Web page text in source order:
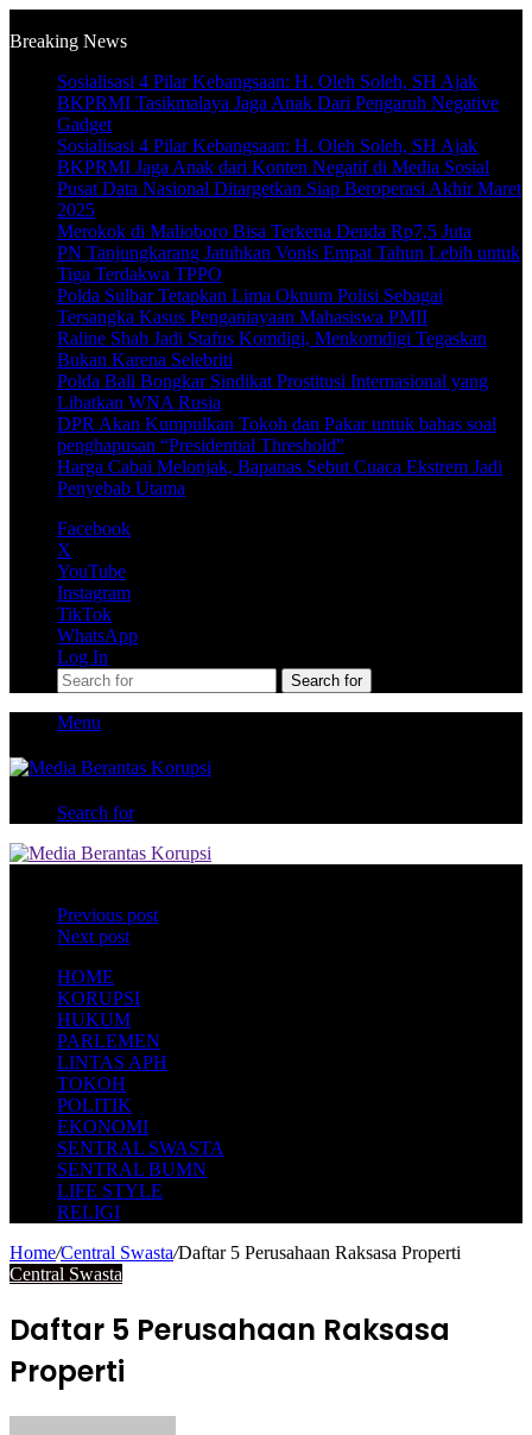
Breaking News
Sosialisasi 4 Pilar Kebangsaan: H. Oleh Soleh, SH Ajak
BKPRMI Tasikmalaya Jaga Anak Dari Pengaruh Negative
Gadget
Sosialisasi 4 Pilar Kebangsaan: H. Oleh Soleh, SH Ajak
BKPRMI Jaga Anak dari Konten Negatif di Media Sosial
Pusat Data Nasional Ditargetkan Siap Beroperasi Akhir Maret
2025
Merokok di Malioboro Bisa Terkena Denda Rp7,5 Juta
PN Tanjungkarang Jatuhkan Vonis Empat Tahun Lebih untuk
Tiga Terdakwa TPPO
Polda Sulbar Tetapkan Lima Oknum Polisi Sebagai
Tersangka Kasus Penganiayaan Mahasiswa PMII
Raline Shah Jadi Stafus Komdigi, Menkomdigi Tegaskan
Bukan Karena Selebriti
Polda Bali Bongkar Sindikat Prostitusi Internasional yang
Libatkan WNA Rusia
DPR Akan Kumpulkan Tokoh dan Pakar untuk bahas soal
penghapusan “Presidential Threshold”
Harga Cabai Melonjak, Bapanas Sebut Cuaca Ekstrem Jadi
Penyebab Utama
Facebook
X
YouTube
Instagram
TikTok
WhatsApp
Log In
Search for
Menu
Search for
Previous post
Next post
HOME
KORUPSI
HUKUM
PARLEMEN
LINTAS APH
TOKOH
POLITIK
EKONOMI
SENTRAL SWASTA
SENTRAL BUMN
LIFE STYLE
RELIGI
Home/Central Swasta/Daftar 5 Perusahaan Raksasa Properti
Central Swasta
Daftar 5 Perusahaan Raksasa
Properti